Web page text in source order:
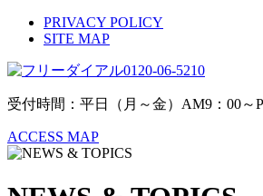
PRIVACY POLICY
SITE MAP
0120-06-5210
受付時間：平日（月～金）AM9：00～
ACCESS MAP